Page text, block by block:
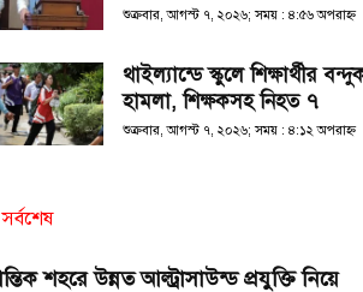
শুক্রবার, আগস্ট ৭, ২০২৬; সময় : ৪:৫৬ অপরাহ্ণ
থাইল্যান্ডে স্কুলে শিক্ষার্থীর
হামলা, শিক্ষকসহ নিহত ৭
শুক্রবার, আগস্ট ৭, ২০২৬; সময় : ৪:১২ অপরাহ্ণ
সর্বশেষ
শহরে উন্নত আল্ট্রাসাউন্ড প্রযুক্তি নিয়ে